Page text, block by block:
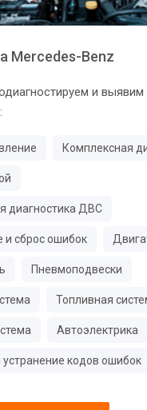
Mercedes-Benz
и выявим
Комплексная
диагностика ДВС
и сброс ошибок
Пневмоподвески
Топливная
Автоэлектрика
кодов ошибок